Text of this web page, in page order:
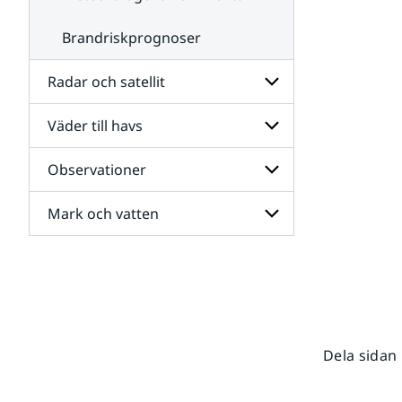
Brandriskprognoser
Radar och satellit
Undersidor
för
Radar
och
satellit
Väder till havs
Undersidor
för
Väder
till
havs
Observationer
Undersidor
för
Mark och vatten
Dela sidan